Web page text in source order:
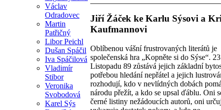
Václav
Odradovec
Martin
Patřičný
Libor Peichl
Dušan Spáčil
Iva Spáčilová
Vladimír
Stibor
Veronika
Svobodová
Karel Sýs
Jiří Žáček ke Karlu Sýsovi a
Kaufmannovi
Oblíbenou vášní frustrovaných literátů je
společenská hra „Kopněte si do Sýse“.
Listopadu 89 zůstává jejich základní
potřebou hledání nepřátel a jejich
rozhodují, kdo v nevlídných dobách
národu přežít, a kdo se upsal ďáblu. Oni
černé listiny nežádoucích autorů, oni